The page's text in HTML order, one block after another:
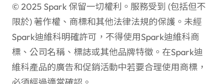
© 2025 Spark 保留一切權利。服務受到 (包括但不
限於) 著作權、商標和其他法律法規的保護。未經
Spark迪維科明確許可，不得使用Spark迪維科商
標、公司名稱、標誌或其他品牌特徵。在Spark迪
維科產品的廣告和促銷活動中若要合理使用商標，